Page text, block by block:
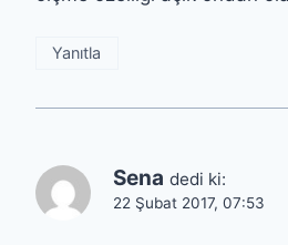
Yanıtla
Sena dedi ki:
22 Şubat 2017, 07:53